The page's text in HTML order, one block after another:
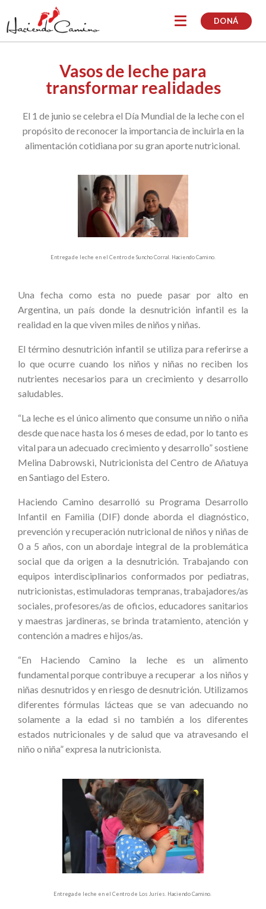
DONÁ
Vasos de leche para
transformar realidades
El 1 de junio se celebra el Día Mundial de la leche con el
propósito de reconocer la importancia de incluirla en la
alimentación cotidiana por su gran aporte nutricional.
Entrega de leche en el Centro de Suncho Corral. Haciendo Camino.
Una fecha como esta no puede pasar por alto en
Argentina, un país donde la desnutrición infantil es la
realidad en la que viven miles de niños y niñas.
El término desnutrición infantil se utiliza para referirse a
lo que ocurre cuando los niños y niñas no reciben los
nutrientes necesarios para un crecimiento y desarrollo
saludables.
“La leche es el único alimento que consume un niño o niña
desde que nace hasta los 6 meses de edad, por lo tanto es
vital para un adecuado crecimiento y desarrollo” sostiene
Melina Dabrowski, Nutricionista del Centro de Añatuya
en Santiago del Estero.
Haciendo Camino desarrolló su Programa Desarrollo
Infantil en Familia (DIF) donde aborda el diagnóstico,
prevención y recuperación nutricional de niños y niñas de
0 a 5 años, con un abordaje integral de la problemática
social que da origen a la desnutrición. Trabajando con
equipos interdisciplinarios conformados por pediatras,
nutricionistas, estimuladoras tempranas, trabajadores/as
sociales, profesores/as de oficios, educadores sanitarios
y maestras jardineras, se brinda tratamiento, atención y
contención a madres e hijos/as.
“En Haciendo Camino la leche es un alimento
fundamental porque contribuye a recuperar a los niños y
niñas desnutridos y en riesgo de desnutrición. Utilizamos
diferentes fórmulas lácteas que se van adecuando no
solamente a la edad si no también a los diferentes
estados nutricionales y de salud que va atravesando el
niño o niña” expresa la nutricionista.
Entrega de leche en el Centro de Los Juríes. Haciendo Camino.